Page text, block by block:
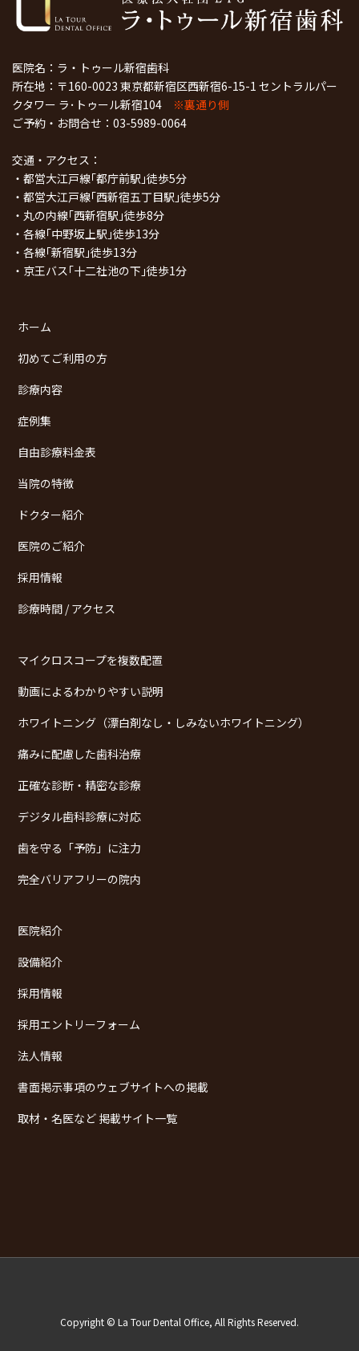
医院名：ラ・トゥール新宿歯科
所在地：〒160-0023 東京都新宿区西新宿6-15-1 セントラルパー
クタワー ラ･トゥール新宿104 ※裏通り側
ご予約・お問合せ： 03-5989-0064
交通・アクセス：
・都営大江戸線｢都庁前駅｣徒歩5分
・都営大江戸線｢西新宿五丁目駅｣徒歩5分
・丸の内線｢西新宿駅｣徒歩8分
・各線｢中野坂上駅｣徒歩13分
・各線｢新宿駅｣徒歩13分
・京王バス｢十二社池の下｣徒歩1分
ホーム
初めてご利用の方
診療内容
症例集
自由診療料金表
当院の特徴
ドクター紹介
医院のご紹介
採用情報
診療時間 / アクセス
マイクロスコープを複数配置
動画によるわかりやすい説明
ホワイトニング（漂白剤なし・しみないホワイトニング）
痛みに配慮した歯科治療
正確な診断・精密な診療
デジタル歯科診療に対応
歯を守る「予防」に注力
完全バリアフリーの院内
医院紹介
設備紹介
採用情報
採用エントリーフォーム
法人情報
書面掲示事項のウェブサイトへの掲載
取材・名医など 掲載サイト一覧
Copyright © La Tour Dental Office, All Rights Reserved.